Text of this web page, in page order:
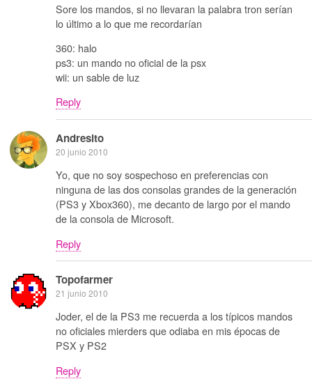
Sore los mandos, si no llevaran la palabra tron serían
lo último a lo que me recordarían
360: halo
ps3: un mando no oficial de la psx
wii: un sable de luz
Reply
Andresito
20 junio 2010
Yo, que no soy sospechoso en preferencias con
ninguna de las dos consolas grandes de la generación
(PS3 y Xbox360), me decanto de largo por el mando
de la consola de Microsoft.
Reply
Topofarmer
21 junio 2010
Joder, el de la PS3 me recuerda a los típicos mandos
no oficiales mierders que odiaba en mis épocas de
PSX y PS2
Reply